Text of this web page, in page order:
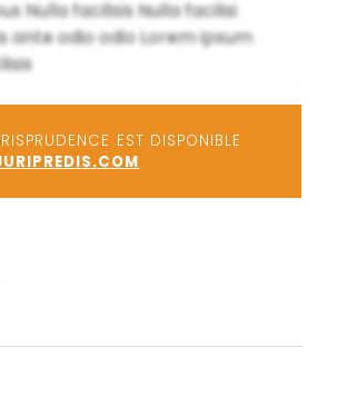
Nulla facilisis Nulla facilisi
ante odio odio Lorem ipsum
EST DISPONIBLE